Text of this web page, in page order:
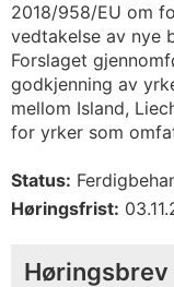
2018/958/EU om
vedtakelse av nye
Forslaget
godkjenning av
mellom Island,
for yrker som
Status:
Høringsfrist:
Høringsbrev